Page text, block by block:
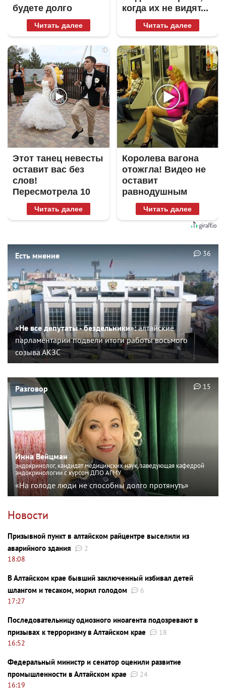
будете долго
Читать далее
когда их не видят...
Читать далее
i
Этот танец невесты
оставит вас без
слов!
Пересмотрела 10
раз
Читать далее
i
Королева вагона
отожгла! Видео не
оставит
равнодушным
Читать далее
Есть мнение
«Не все депутаты - бездельники»:алтайские
парламентарии подвели итоги работы восьмого
созыва АКЗС
36
Разговор
Инна Вейцман
эндокринолог, кандидат медицинских наук, заведующая кафедрой
эндокринологии с курсом ДПО АГМУ
«На голоде люди не способны долго протянуть»
15
Новости
Призывной пункт в алтайском райцентре выселили из
аварийного здания
2
18:08
В Алтайском крае бывший заключенный избивал детей
шлангом и тесаком, морил голодом
6
17:27
Последовательницу одиозного иноагента подозревают в
призывах к терроризму в Алтайском крае
18
16:52
Федеральный министр и сенатор оценили развитие
промышленности в Алтайском крае
24
16:19